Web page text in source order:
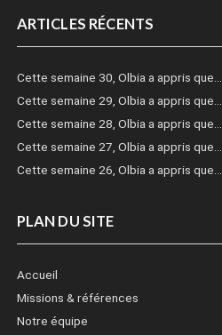
ARTICLES RÉCENTS
Cette semaine 30, Olbia a appris que…
Cette semaine 29, Olbia a appris que…
Cette semaine 28, Olbia a appris que…
Cette semaine 27, Olbia a appris que…
Cette semaine 26, Olbia a appris que…
PLAN DU SITE
Accueil
Missions & références
Notre équipe